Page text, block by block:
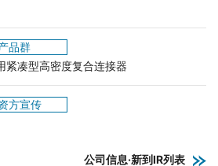
品群
紧凑型高密度复合连接器
方宣传
公司信息·新到IR列表